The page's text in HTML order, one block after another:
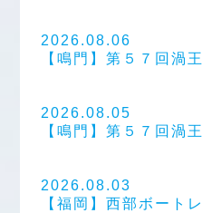
2026.08.06
【鳴門】第５７回渦
2026.08.05
【鳴門】第５７回渦
2026.08.03
【福岡】西部ボート